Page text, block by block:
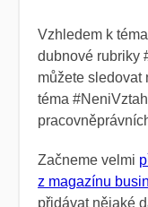
Vzhledem k
dubnové rubriky
můžete sledovat
téma
Začneme velmi
z magazínu
přidávat nějaké